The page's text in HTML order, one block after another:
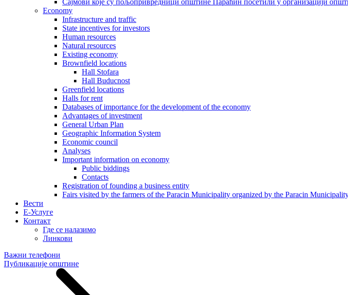
Сајмови које су пољопривредници општине Параћин посетили у организацији
Economy
Infrastructure and traffic
State incentives for investors
Human resources
Natural resources
Existing economy
Brownfield locations
Hall Stofara
Hall Buducnost
Greenfield locations
Halls for rent
Databases of importance for the development of the economy
Advantages of investment
General Urban Plan
Geographic Information System
Еconomic council
Analyses
Important information on economy
Public biddings
Contacts
Registration of founding a business entity
Fairs visited by the farmers of the Paracin Municipality organized by the Paracin
Вести
E-Услуге
Контакт
Где се налазимо
Линкови
Важни телефони
Публикације општине